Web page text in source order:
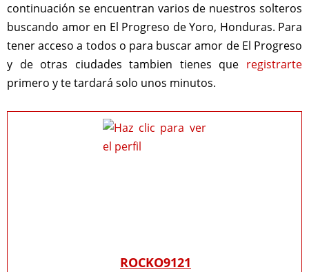
continuación se encuentran varios de nuestros solteros
buscando amor en El Progreso de Yoro, Honduras. Para
tener acceso a todos o para buscar amor de El Progreso
y de otras ciudades tambien tienes que registrarte
primero y te tardará solo unos minutos.
ROCKO9121